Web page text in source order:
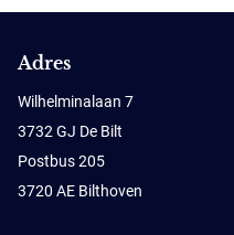
Adres
Wilhelminalaan 7
3732 GJ De Bilt
Postbus 205
3720 AE Bilthoven